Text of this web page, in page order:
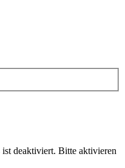
deaktiviert. Bitte aktivieren